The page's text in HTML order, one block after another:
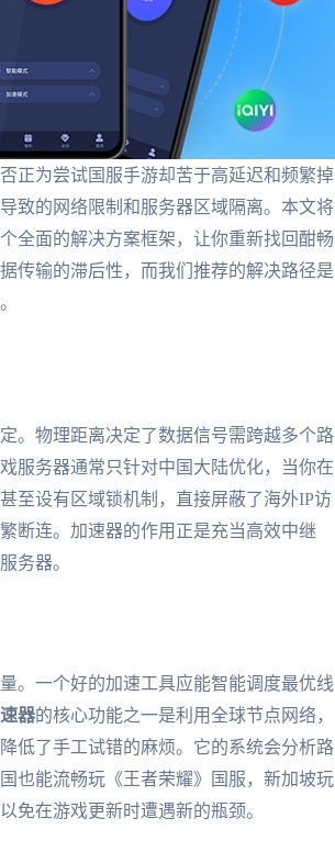
正为尝试国服手游却苦于高延迟和频繁掉
致的网络限制和服务器区域隔离。本文将
全面的解决方案框架，让你重新找回酣畅
传输的滞后性，而我们推荐的解决路径是
。物理距离决定了数据信号需跨越多个路
服务器通常只针对中国大陆优化，当你在
至设有区域锁机制，直接屏蔽了海外IP访
断连。加速器的作用正是充当高效中继
务器。
。一个好的加速工具应能智能调度最优线
器的核心功能之一是利用全球节点网络，
低了手工试错的麻烦。它的系统会分析路
也能流畅玩《王者荣耀》国服，新加坡玩
免在游戏更新时遭遇新的瓶颈。